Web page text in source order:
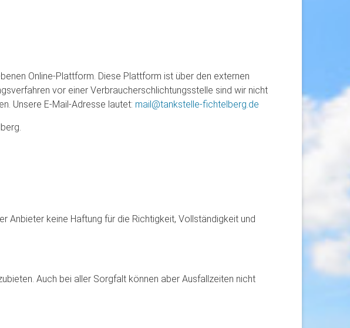
Online-Plattform. Diese Plattform ist über den externen
vor einer Verbraucherschlichtungsstelle sind wir nicht
Unsere E-Mail-Adresse lautet: mail@tankstelle-fichtelberg.de
Anbieter keine Haftung für die Richtigkeit, Vollständigkeit und
Auch bei aller Sorgfalt können aber Ausfallzeiten nicht